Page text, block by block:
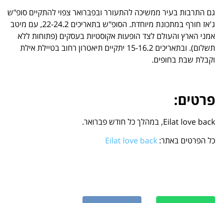
גם התרבות בעיר ממשיכה להתעורר ובפברואר צפוי להתקיים סופ"ש
ג'אז חורף במתכונת מיוחדת. הסופ"ש בתאריכים 22-24.2, עם מיטב
אמני הארץ והעולם לצד הופעות אקוסטיות בעסקים (פתוחות ללא
תשלום). ובתאריכים 15-16.2 יתקיים תיאטרון רחוב בטיילת אילת
וקבלת שבת בחופים.
פרטים:
Eilat love back, במהלך כל חודש פברואר.
כל הפרטים באתר: Eilat love back